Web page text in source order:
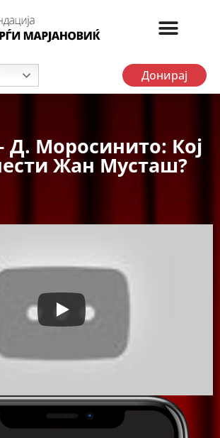
Донирај
Д. Моросинито: Кој
Жан Мусташ?